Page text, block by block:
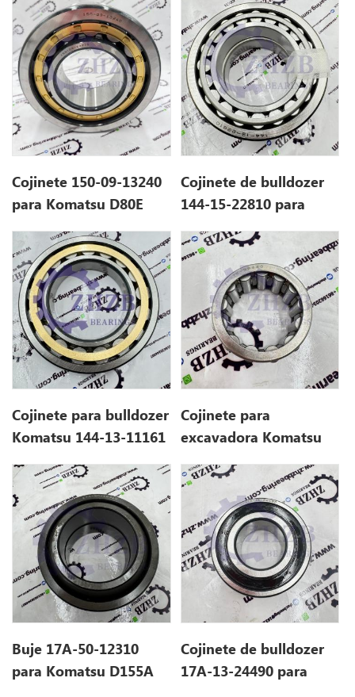
Cojinete 150-09-13240
para Komatsu D80E
Cojinete de bulldozer
144-15-22810 para
Cojinete para bulldozer
Komatsu 144-13-11161
Cojinete para
excavadora Komatsu
Buje 17A-50-12310
para Komatsu D155A
Cojinete de bulldozer
17A-13-24490 para